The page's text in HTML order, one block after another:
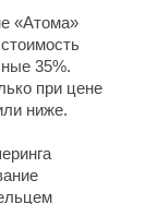
«Атома»
35%.
при цене
ниже.